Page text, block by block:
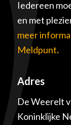
Iedereen
en met
meer
Meldpunt.
Adres
De Weerelt
Koninklijke